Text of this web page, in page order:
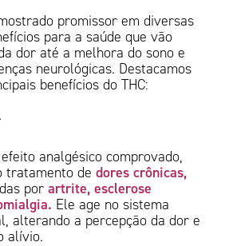
promissor em diversas
para a saúde que vão
dor até a melhora do sono e
neurológicas. Destacamos
benefícios do THC:
analgésico comprovado,
tratamento dedores crônicas,
porartrite, esclerose
Ele age no sistema
alterando a percepção da dor e
alívio.